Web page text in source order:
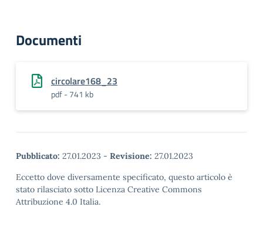
Documenti
circolare168_23
pdf - 741 kb
Pubblicato: 27.01.2023 - Revisione: 27.01.2023
Eccetto dove diversamente specificato, questo articolo è
stato rilasciato sotto Licenza Creative Commons
Attribuzione 4.0 Italia.